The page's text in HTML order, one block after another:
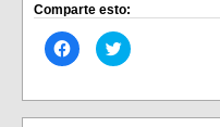
Comparte esto:
Haz
clic
en
(Se
Haz
clic
en
(Se